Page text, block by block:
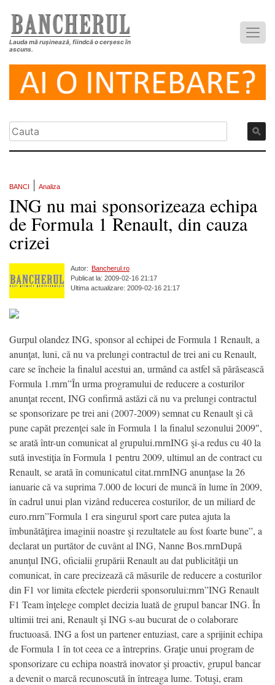
Lauda mă rușinează, fiindcă o cerșesc în
ascuns.
BANCI Analiza
ING nu mai sponsorizeaza echipa
de Formula 1 Renault, din cauza
crizei
Autor: Bancherul.ro
Publicat la: 2009-02-16 21:17
Ultima actualizare: 2009-02-16 21:17
Gurpul olandez ING, sponsor al echipei de Formula 1 Renault, a
anunţat, luni, că nu va prelungi contractul de trei ani cu Renault,
care se încheie la finalul acestui an, urmând ca astfel să părăsească
Formula 1.rnrn”În urma programului de reducere a costurilor
anunţat recent, ING confirmă astăzi că nu va prelungi contractul
se sponsorizare pe trei ani (2007-2009) semnat cu Renault şi că
pune capăt prezenţei sale în Formula 1 la finalul sezonului 2009″,
se arată într-un comunicat al grupului.rnrnING şi-a redus cu 40 la
sută investiţia în Formula 1 pentru 2009, ultimul an de contract cu
Renault, se arată în comunicatul citat.rnrnING anunţase la 26
ianuarie că va suprima 7.000 de locuri de muncă în lume în 2009,
în cadrul unui plan vizând reducerea costurilor, de un miliard de
euro.rnrn”Formula 1 era singurul sport care putea ajuta la
îmbunătăţirea imaginii noastre şi rezultatele au fost foarte bune”, a
declarat un purtător de cuvânt al ING, Nanne Bos.rnrnDupă
anunţul ING, oficialii grupării Renault au dat publicităţii un
comunicat, în care precizează că măsurile de reducere a costurilor
din F1 vor limita efectele pierderii sponsorului:rnrn”ING Renault
F1 Team înţelege complet decizia luată de grupul bancar ING. În
ultimii trei ani, Renault şi ING s-au bucurat de o colaborare
fructuoasă. ING a fost un partener entuziast, care a sprijinit echipa
de Formula 1 în tot ceea ce a întreprins. Graţie unui program de
sponsorizare cu echipa noastră inovator şi proactiv, grupul bancar
a devenit o marcă recunoscută în întreaga lume. Totuşi, eram